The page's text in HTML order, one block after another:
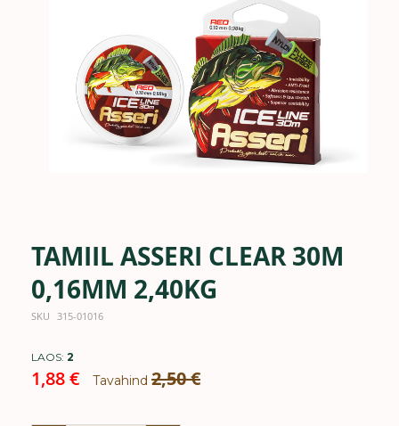
Skip
to
the
beginning
of
gallery
TAMIIL ASSERI CLEAR 30M
0,16MM 2,40KG
SKU 315-01016
LAOS: 2
Special
Price
1,88 € Tavahind 2,50 €